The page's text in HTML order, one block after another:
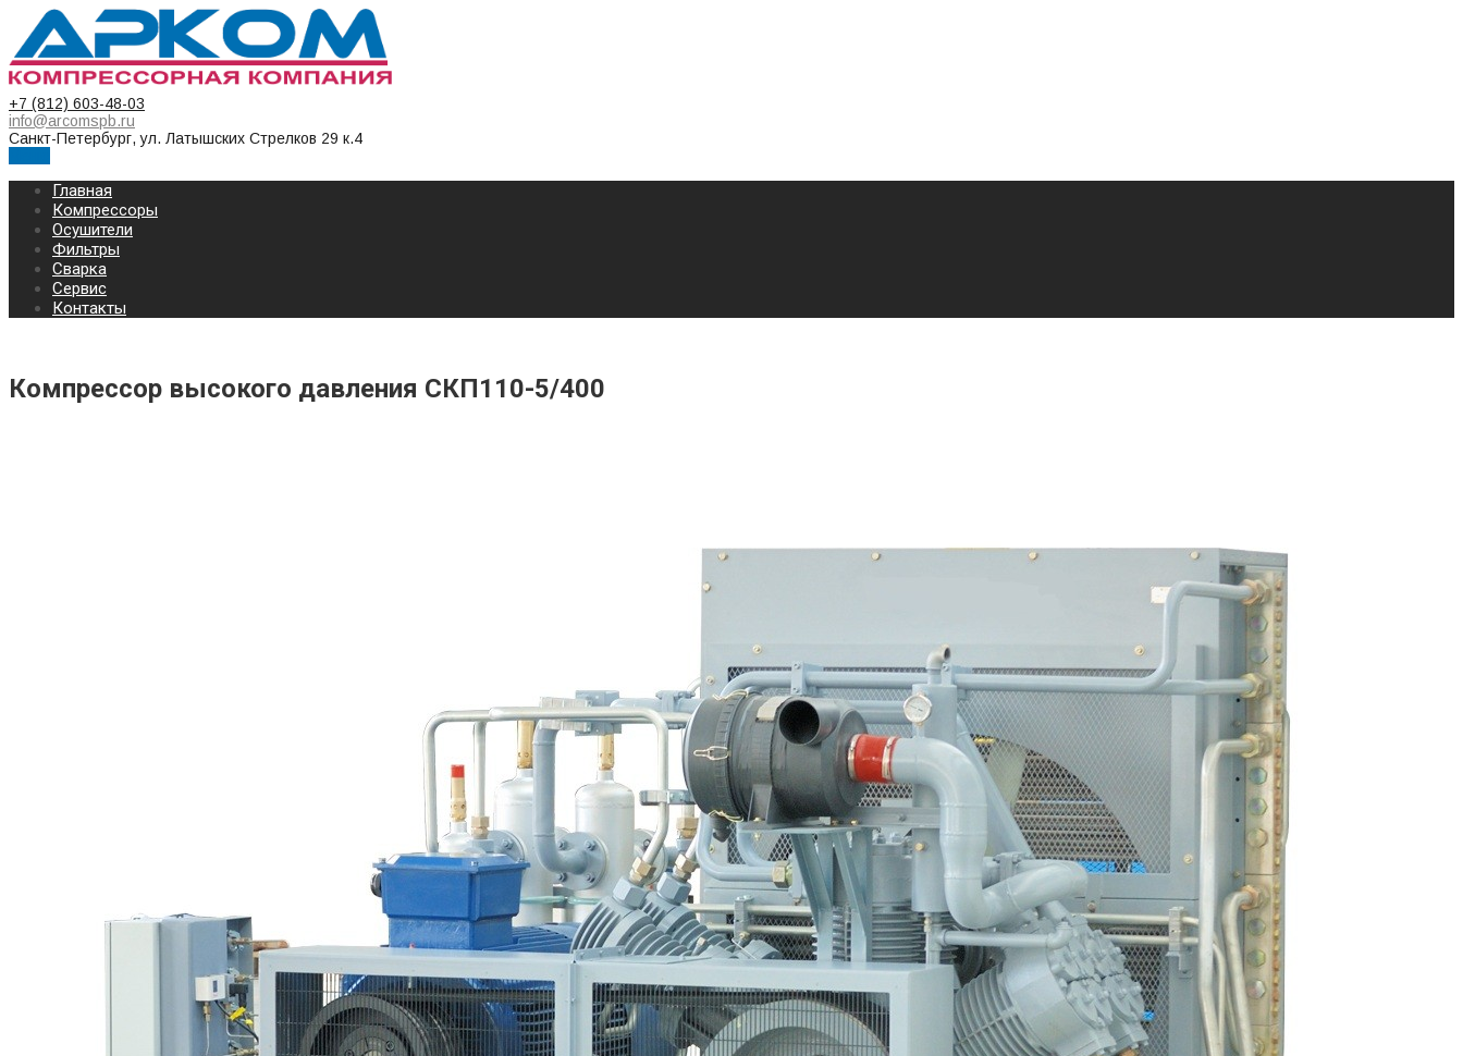
+7 (812) 603-48-03
info@arcomspb.ru
Санкт-Петербург, ул. Латышских Стрелков 29 к.4
Главная
Компрессоры
Осушители
Фильтры
Сварка
Сервис
Контакты
Компрессор высокого давления СКП110-5/400